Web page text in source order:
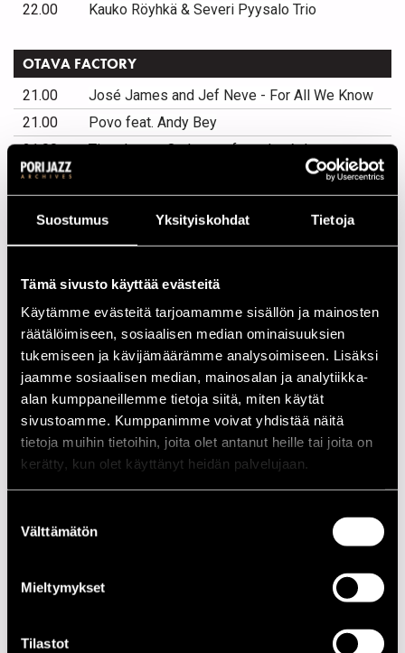
Suostumus Yksityiskohdat Tietoja
Tämä sivusto käyttää evästeitä
Käytämme evästeitä tarjoamamme sisällön ja mainosten
räätälöimiseen, sosiaalisen median ominaisuuksien
tukemiseen ja kävijämäärämme analysoimiseen. Lisäksi
jaamme sosiaalisen median, mainosalan ja analytiikka-
alan kumppaneillemme tietoja siitä, miten käytät
sivustoamme. Kumppanimme voivat yhdistää näitä
tietoja muihin tietoihin, joita olet antanut heille tai joita on
kerätty, kun olet käyttänyt heidän palvelujaan.
valinta
Välttämätön
Mieltymykset
Tilastot
22.00
Kauko Röyhkä & Severi Pyysalo Trio
OTAVA FACTORY
21.00
José James and Jef Neve - For All We Know
21.00
Povo feat. Andy Bey
21.00
Timo Lassy Orchestra feat. José James
21.00
LP45!
21.00
The Roots
21.00
DJ Anonymous & DJ 3rrrd Cowboy
KLUBI-KLUBBEN GARDEN
21.00
Uptown feat. Susanna Mesiä
21.00
Antti Sarpila Swing Band feat. Johanna
Iivanainen
21.00
Riitta Paakki Kolme
14.00